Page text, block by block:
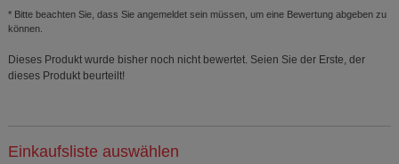
* Bitte beachten Sie, dass Sie angemeldet sein müssen, um eine Bewertung abgeben zu
können.
Dieses Produkt wurde bisher noch nicht bewertet. Seien Sie der Erste, der
dieses Produkt beurteilt!
Einkaufsliste auswählen